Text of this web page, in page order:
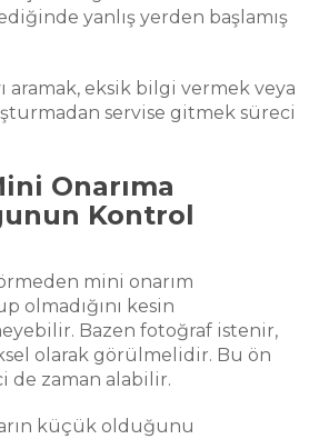
yanlış yerden başlamış
aramak, eksik bilgi vermek veya
servise gitmek süreci
Onarıma
Kontrol
mini onarım
olmadığını kesin
Bazen fotoğraf istenir,
olarak görülmelidir. Bu ön
de zaman alabilir.
küçük olduğunu